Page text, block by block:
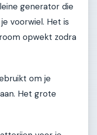
generator die
voorwiel. Het is
opwekt zodra
om je
Het grote